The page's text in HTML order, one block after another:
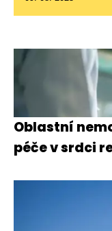
Oblastní
péče v srdci